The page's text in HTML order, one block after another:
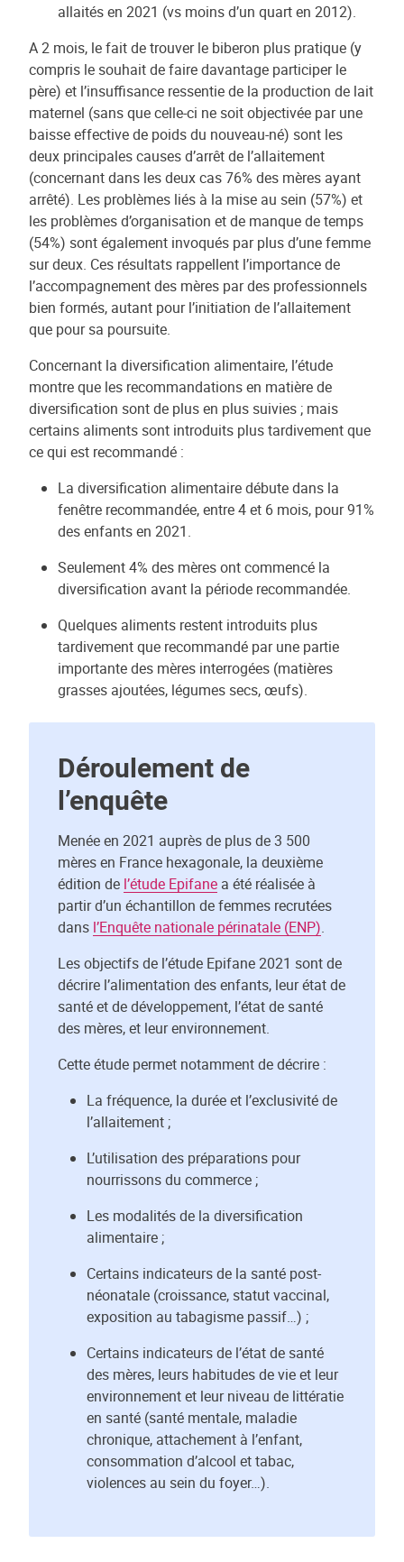
allaités en 2021 (vs moins d’un quart en 2012).
A 2 mois, le fait de trouver le biberon plus pratique (y
compris le souhait de faire davantage participer le
père) et l’insuffisance ressentie de la production de lait
maternel (sans que celle-ci ne soit objectivée par une
baisse effective de poids du nouveau-né) sont les
deux principales causes d’arrêt de l’allaitement
(concernant dans les deux cas 76% des mères ayant
arrêté). Les problèmes liés à la mise au sein (57%) et
les problèmes d’organisation et de manque de temps
(54%) sont également invoqués par plus d’une femme
sur deux. Ces résultats rappellent l’importance de
l’accompagnement des mères par des professionnels
bien formés, autant pour l’initiation de l’allaitement
que pour sa poursuite.
Concernant la diversification alimentaire, l’étude
montre que les recommandations en matière de
diversification sont de plus en plus suivies ; mais
certains aliments sont introduits plus tardivement que
ce qui est recommandé :
La diversification alimentaire débute dans la
fenêtre recommandée, entre 4 et 6 mois, pour 91%
des enfants en 2021.
Seulement 4% des mères ont commencé la
diversification avant la période recommandée.
Quelques aliments restent introduits plus
tardivement que recommandé par une partie
importante des mères interrogées (matières
grasses ajoutées, légumes secs, œufs).
Déroulement de
l’enquête
Menée en 2021 auprès de plus de 3 500
mères en France hexagonale, la deuxième
édition de l’étude Epifane a été réalisée à
partir d’un échantillon de femmes recrutées
dans l’Enquête nationale périnatale (ENP).
Les objectifs de l’étude Epifane 2021 sont de
décrire l’alimentation des enfants, leur état de
santé et de développement, l’état de santé
des mères, et leur environnement.
Cette étude permet notamment de décrire :
La fréquence, la durée et l’exclusivité de
l’allaitement ;
L’utilisation des préparations pour
nourrissons du commerce ;
Les modalités de la diversification
alimentaire ;
Certains indicateurs de la santé post-
néonatale (croissance, statut vaccinal,
exposition au tabagisme passif…) ;
Certains indicateurs de l’état de santé
des mères, leurs habitudes de vie et leur
environnement et leur niveau de littératie
en santé (santé mentale, maladie
chronique, attachement à l’enfant,
consommation d’alcool et tabac,
violences au sein du foyer…).